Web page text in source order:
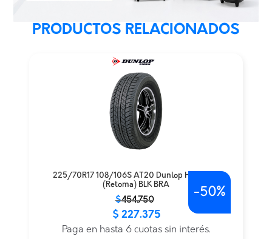
PRODUCTOS RELACIONADOS
225/70R17 108/106S AT20 Dunlop H/T LT TL
(Retoma) BLK BRA
$454.750
original
actual
$ 227.375
Paga en hasta 6 cuotas sin interés.
-50%